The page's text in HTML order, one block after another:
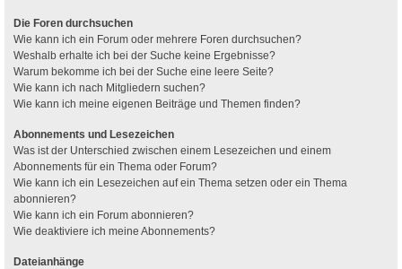
Die Foren durchsuchen
Wie kann ich ein Forum oder mehrere Foren durchsuchen?
Weshalb erhalte ich bei der Suche keine Ergebnisse?
Warum bekomme ich bei der Suche eine leere Seite?
Wie kann ich nach Mitgliedern suchen?
Wie kann ich meine eigenen Beiträge und Themen finden?
Abonnements und Lesezeichen
Was ist der Unterschied zwischen einem Lesezeichen und einem
Abonnements für ein Thema oder Forum?
Wie kann ich ein Lesezeichen auf ein Thema setzen oder ein Thema
abonnieren?
Wie kann ich ein Forum abonnieren?
Wie deaktiviere ich meine Abonnements?
Dateianhänge